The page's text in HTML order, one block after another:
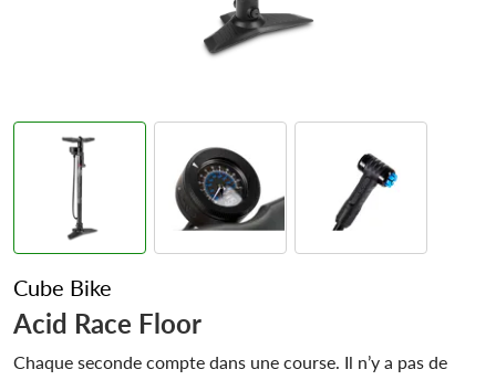
Cube Bike
Acid Race Floor
Chaque seconde compte dans une course. Il n’y a pas de